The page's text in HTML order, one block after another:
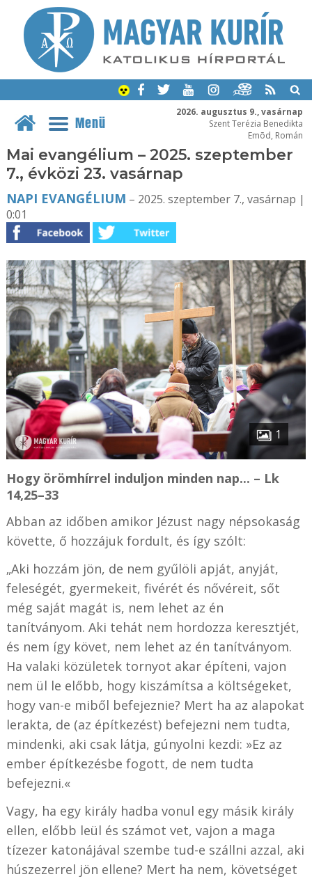
2026. augusztus 9., vasárnap
Szent Terézia Benedikta
Emõd, Román
Menü
Mai evangélium – 2025. szeptember
7., évközi 23. vasárnap
NAPI EVANGÉLIUM – 2025. szeptember 7., vasárnap |
0:01
1
Hogy örömhírrel induljon minden nap... – Lk
14,25–33
Abban az időben amikor Jézust nagy népsokaság
követte, ő hozzájuk fordult, és így szólt:
„Aki hozzám jön, de nem gyűlöli apját, anyját,
feleségét, gyermekeit, fivérét és nővéreit, sőt
még saját magát is, nem lehet az én
tanítványom. Aki tehát nem hordozza keresztjét,
és nem így követ, nem lehet az én tanítványom.
Ha valaki közületek tornyot akar építeni, vajon
nem ül le előbb, hogy kiszámítsa a költségeket,
hogy van-e miből befejeznie? Mert ha az alapokat
lerakta, de (az építkezést) befejezni nem tudta,
mindenki, aki csak látja, gúnyolni kezdi: »Ez az
ember építkezésbe fogott, de nem tudta
befejezni.«
Vagy, ha egy király hadba vonul egy másik király
ellen, előbb leül és számot vet, vajon a maga
tízezer katonájával szembe tud-e szállni azzal, aki
húszezerrel jön ellene? Mert ha nem, követséget